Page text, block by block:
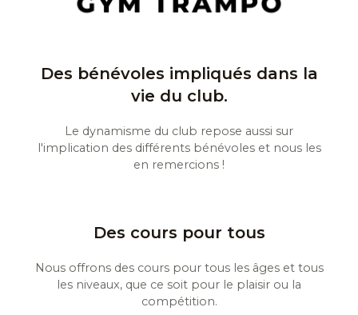
Des bénévoles impliqués dans la
vie du club.
Le dynamisme du club repose aussi sur
l'implication des différents bénévoles et nous les
en remercions !
Des cours pour tous
Nous offrons des cours pour tous les âges et tous
les niveaux, que ce soit pour le plaisir ou la
compétition.